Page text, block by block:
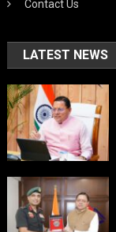
Contact Us
LATEST NEWS